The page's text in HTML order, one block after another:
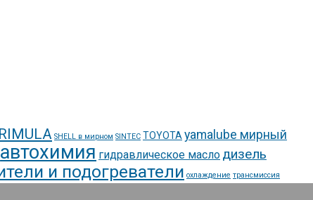
SHELL в мирном SINTEC TOYOTA yamalube мирный
автохимия гидравлическое масло дизель
и подогреватели охлаждение трансмиссия